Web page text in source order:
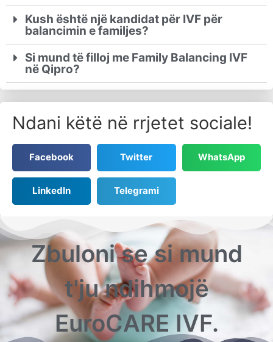
Kush është një kandidat për IVF për
balancimin e familjes?
Si mund të filloj me Family Balancing IVF
në Qipro?
Ndani këtë në rrjetet sociale!
Facebook Twitter WhatsApp
LinkedIn Telegrami
Zbuloni se si mund
t'ju ndihmojë
EuroCARE IVF.